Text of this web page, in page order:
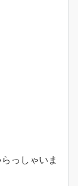
っしゃいま